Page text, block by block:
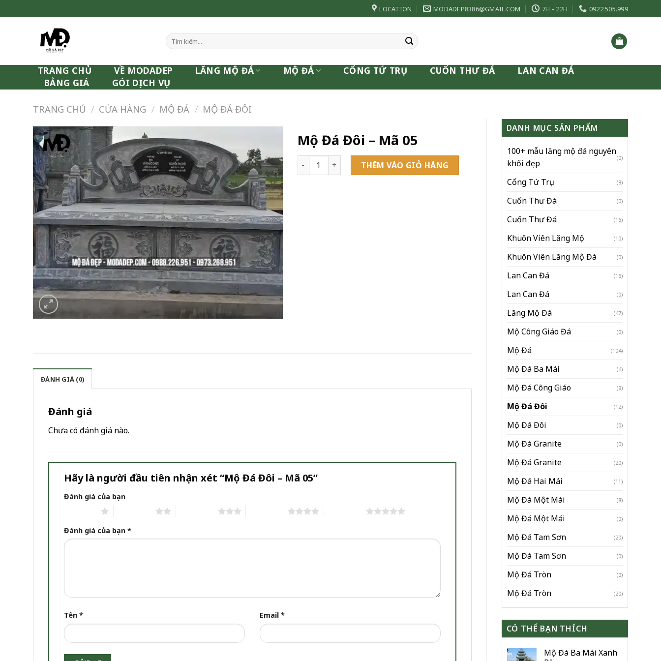
to
LOCATION MODADEP8386@GMAIL.COM 7H - 22H 0922.505.999
Tìm
kiếm:
TRANG CHỦ VỀ MODADEP LĂNG MỘ ĐÁ MỘ ĐÁ CỔNG TỨ TRỤ CUỐN THƯ ĐÁ
LAN CAN ĐÁ
BẢNG GIÁ
GÓI DỊCH VỤ
TRANG CHỦ / CỬA HÀNG / MỘ ĐÁ / MỘ ĐÁ ĐÔI
DANH MỤC SẢN PHẨM
100+ mẫu lăng mộ đá nguyên
khối đẹp
(0)
Cổng Tứ Trụ (8)
Cuốn Thư Đá (0)
Cuốn Thư Đá (16)
Khuôn Viên Lăng Mộ (10)
Khuôn Viên Lăng Mộ Đá (0)
Lan Can Đá (16)
Lan Can Đá (0)
Lăng Mộ Đá (47)
Mộ Công Giáo Đá (0)
Mộ Đá (104)
Mộ Đá Ba Mái (4)
Mộ Đá Công Giáo (9)
Mộ Đá Đôi (12)
Mộ Đá Đôi (0)
Mộ Đá Granite (0)
Mộ Đá Granite (20)
Mộ Đá Hai Mái (11)
Mộ Đá Một Mái (8)
Mộ Đá Một Mái (0)
Mộ Đá Tam Sơn (20)
Mộ Đá Tam Sơn (0)
Mộ Đá Tròn (0)
Mộ Đá Tròn (20)
CÓ THỂ BẠN THÍCH
Mộ Đá Ba Mái Xanh
Mộ Đá Đôi – Mã 05
Mộ Đá Đôi - Mã 05 số lượngTHÊM VÀO GIỎ HÀNG
ĐÁNH GIÁ (0)
Đánh giá
Chưa có đánh giá nào.
Hãy là người đầu tiên nhận xét “Mộ Đá Đôi – Mã 05”
Đánh giá của bạn
Đánh giá của bạn *
Tên * Email *